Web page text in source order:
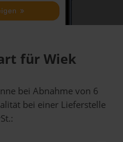
für Wiek
bei Abnahmevon 6
bei einer Lieferstelle